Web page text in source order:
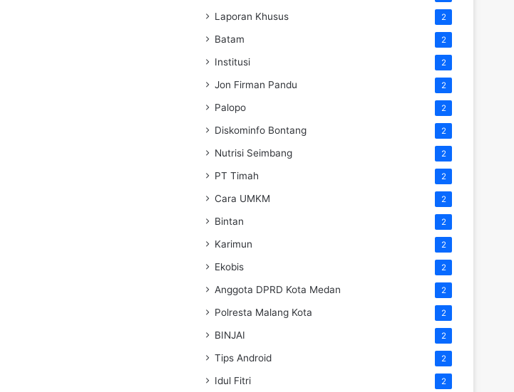
Laporan Khusus 2
Batam 2
Institusi 2
Jon Firman Pandu 2
Palopo 2
Diskominfo Bontang 2
Nutrisi Seimbang 2
PT Timah 2
Cara UMKM 2
Bintan 2
Karimun 2
Ekobis 2
Anggota DPRD Kota Medan 2
Polresta Malang Kota 2
BINJAI 2
Tips Android 2
Idul Fitri 2